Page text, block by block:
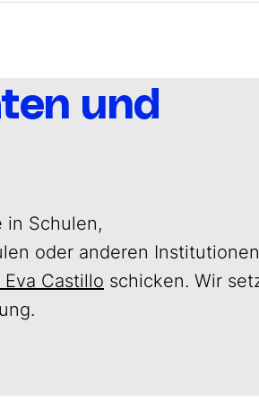
und
in Schulen,
oder anderen
Eva Castillo schicken. Wir